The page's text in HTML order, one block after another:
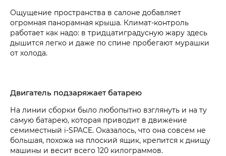
Ощущение пространства в салоне добавляет
огромная панорамная крыша. Климат-контроль
работает как надо: в трид­цатиградусную жару здесь
дышится легко и даже по спине пробегают мурашки
от холода.
Двигатель подзаряжает батарею
На линии сборки было любопытно взглянуть и на ту
самую батарею, которая приводит в движение
семиместный i‑SPACE. Оказалось, что она совсем не
большая, похожа на плоский ящик, крепится к днищу
машины и весит всего 120 килограммов.